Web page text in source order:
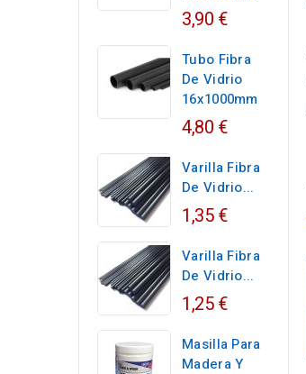
3,90 €
Tubo Fibra
De Vidrio
16x1000mm
4,80 €
Varilla Fibra
De Vidrio...
1,35 €
Varilla Fibra
De Vidrio...
1,25 €
Masilla Para
Madera Y